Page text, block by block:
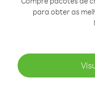
para obter as